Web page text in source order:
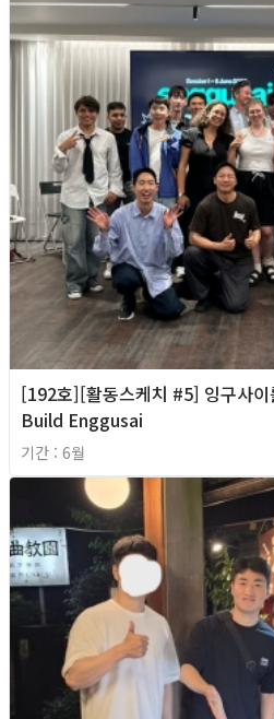
[192호][활동스케치 #5] 잉구사
Build Enggusai
기간 : 6월